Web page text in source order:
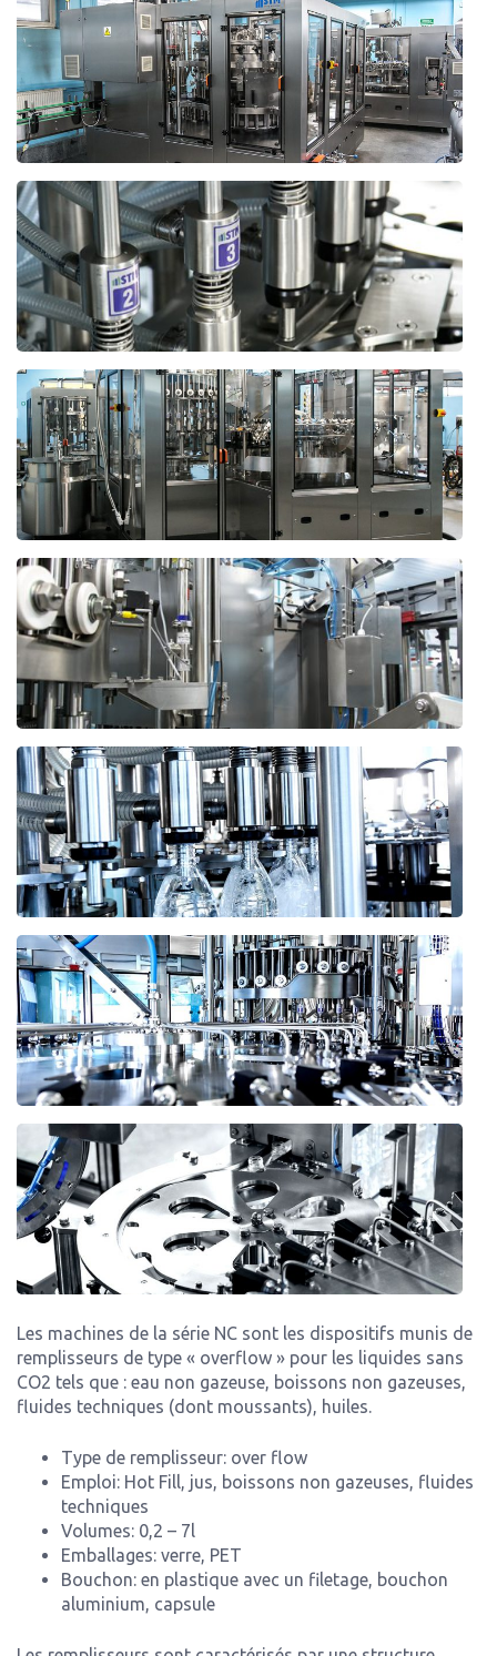
Les machines de la série NC sont les dispositifs munis de
remplisseurs de type « overflow » pour les liquides sans
CO2 tels que : eau non gazeuse, boissons non gazeuses,
fluides techniques (dont moussants), huiles.
Type de remplisseur: over flow
Emploi: Hot Fill, jus, boissons non gazeuses, fluides
techniques
Volumes: 0,2 – 7l
Emballages: verre, PET
Bouchon: en plastique avec un filetage, bouchon
aluminium, capsule